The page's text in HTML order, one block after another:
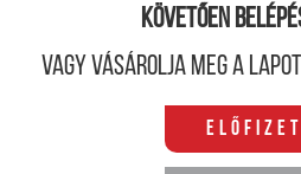
követően
Vagy vásárolja meg a